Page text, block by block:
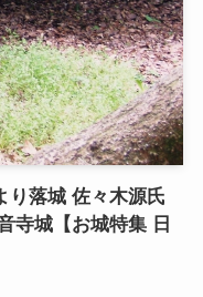
り落城 佐々木源氏
寺城【お城特集 日